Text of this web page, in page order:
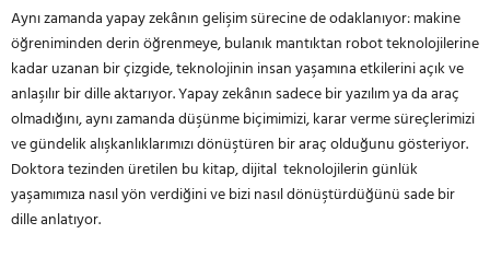
Aynı zamanda yapay zekânın gelişim sürecine de odaklanıyor: makine
öğreniminden derin öğrenmeye, bulanık mantıktan robot teknolojilerine
kadar uzanan bir çizgide, teknolojinin insan yaşamına etkilerini açık ve
anlaşılır bir dille aktarıyor. Yapay zekânın sadece bir yazılım ya da araç
olmadığını, aynı zamanda düşünme biçimimizi, karar verme süreçlerimizi
ve gündelik alışkanlıklarımızı dönüştüren bir araç olduğunu gösteriyor.
Doktora tezinden üretilen bu kitap, dijital teknolojilerin günlük
yaşamımıza nasıl yön verdiğini ve bizi nasıl dönüştürdüğünü sade bir
dille anlatıyor.